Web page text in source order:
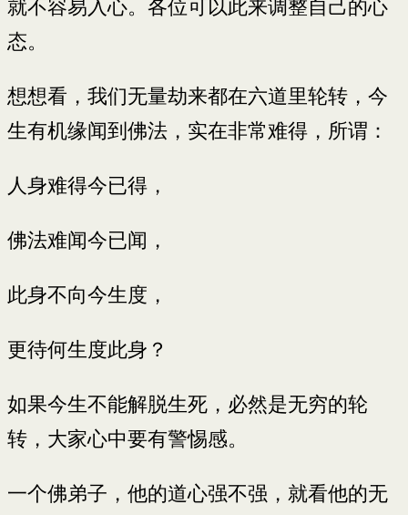
就不容易入心。各位可以此来调整自己的心
态。
想想看，我们无量劫来都在六道里轮转，今
生有机缘闻到佛法，实在非常难得，所谓：
人身难得今已得，
佛法难闻今已闻，
此身不向今生度，
更待何生度此身？
如果今生不能解脱生死，必然是无穷的轮
转，大家心中要有警惕感。
一个佛弟子，他的道心强不强，就看他的无